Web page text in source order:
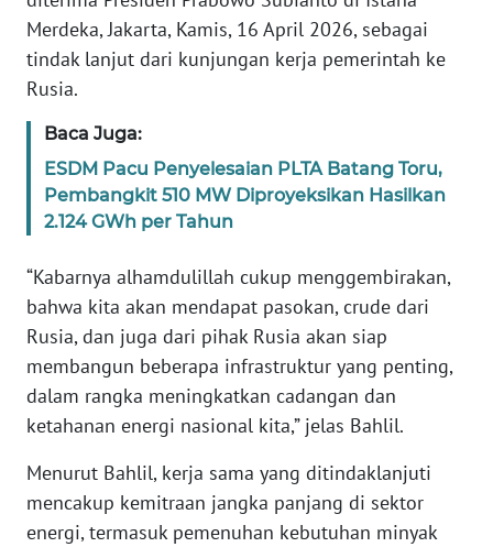
Merdeka, Jakarta, Kamis, 16 April 2026, sebagai
tindak lanjut dari kunjungan kerja pemerintah ke
Rusia.
Baca Juga:
ESDM Pacu Penyelesaian PLTA Batang Toru,
Pembangkit 510 MW Diproyeksikan Hasilkan
2.124 GWh per Tahun
“Kabarnya alhamdulillah cukup menggembirakan,
bahwa kita akan mendapat pasokan, crude dari
Rusia, dan juga dari pihak Rusia akan siap
membangun beberapa infrastruktur yang penting,
dalam rangka meningkatkan cadangan dan
ketahanan energi nasional kita,” jelas Bahlil.
Menurut Bahlil, kerja sama yang ditindaklanjuti
mencakup kemitraan jangka panjang di sektor
energi, termasuk pemenuhan kebutuhan minyak
PEDOMAN
MEDIA
SIBER
REDAKSI
KARIR
Wahana
News
SUMUT